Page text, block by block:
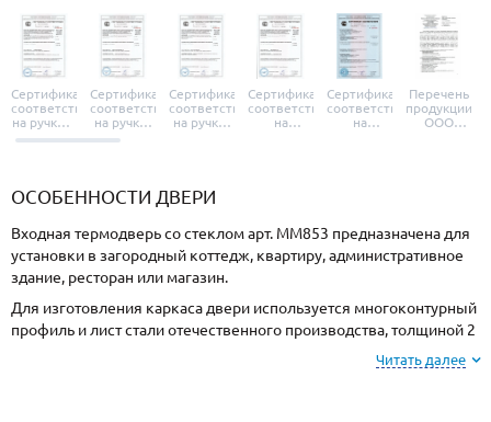
Сертификат
соответствия
на ручки и
броненакладки
Сертификат
соответствия
на ручки-
защелки
Сертификат
соответствия
на ручки-
Сертификат
соответствия
на
Сертификат
соответствия
на
Перечень
продукции
ООО
ОСОБЕННОСТИ ДВЕРИ
Входная термодверь со стеклом арт. ММ853 предназначена для
установки в загородный коттедж, квартиру, административное
здание, ресторан или магазин.
Для изготовления каркаса двери используется многоконтурный
профиль и лист стали отечественного производства, толщиной 2
мм. Готовая конструкция имеет необходимую жесткость иЧитать далее